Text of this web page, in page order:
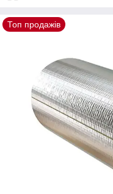
Топ продажів